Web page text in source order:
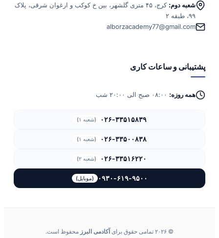
شعبه دوم:
کرج، ۴۵ متری گلشهر، بین خ کوکب و ارغوان شرقی، پلاک
۹۹، طبقه ۲
alborzacademy77@gmail.com
پشتیبانی و ساعات کاری
همه روزه:
۰۲۶-۳۳۵۱۵۸۳۹ (شعبه ۱)
۰۲۶-۳۳۵۰۰۸۳۸ (شعبه ۱)
۰۲۶-۳۳۵۱۶۲۲۰ (شعبه ۲)
۰۹۳۰-۶۱۹-۹۵۰۰ (موبایل)
© ۲۰۲۶ تمامی حقوق برای آکادمی البرز محفوظ است.